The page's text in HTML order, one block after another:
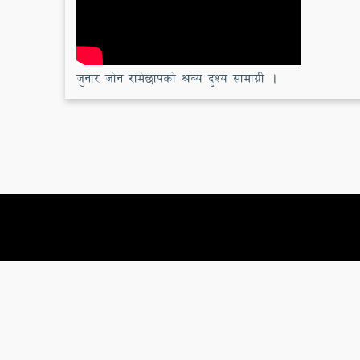
जुनार जोन रामेछापको श्रव्य दृश्य सामाग्री ।